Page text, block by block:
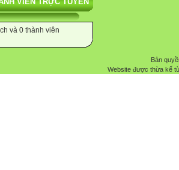
và 0 thành viên
Bản
Website được thừa kế